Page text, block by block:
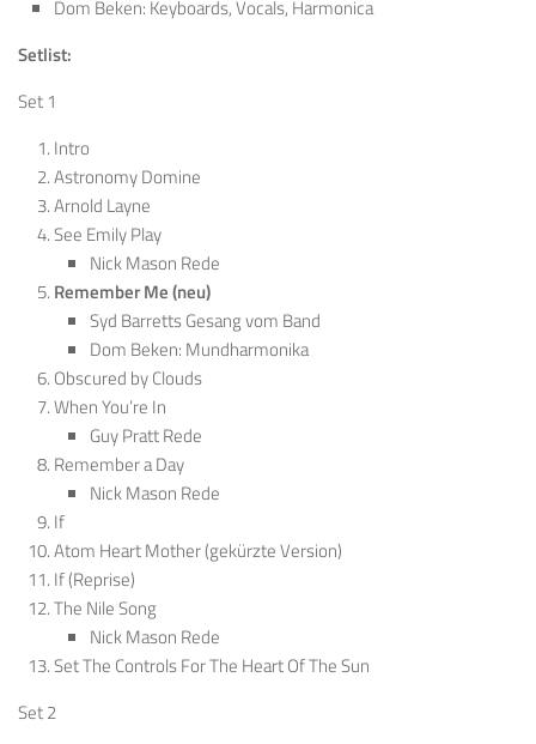
Dom Beken: Keyboards, Vocals, Harmonica
Setlist:
Set 1
Intro
Astronomy Domine
Arnold Layne
See Emily Play
Nick Mason Rede
Remember Me (neu)
Syd Barretts Gesang vom Band
Dom Beken: Mundharmonika
Obscured by Clouds
When You’re In
Guy Pratt Rede
Remember a Day
Nick Mason Rede
If
Atom Heart Mother (gekürzte Version)
If (Reprise)
The Nile Song
Nick Mason Rede
Set The Controls For The Heart Of The Sun
Set 2